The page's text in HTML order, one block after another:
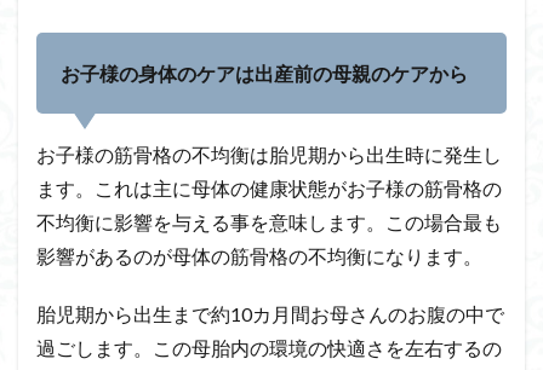
お子様の身体のケアは出産前の母親のケアから
お子様の筋骨格の不均衡は胎児期から出生時に発生し
ます。これは主に母体の健康状態がお子様の筋骨格の
不均衡に影響を与える事を意味します。この場合最も
影響があるのが母体の筋骨格の不均衡になります。
胎児期から出生まで約10カ月間お母さんのお腹の中で
過ごします。この母胎内の環境の快適さを左右するの